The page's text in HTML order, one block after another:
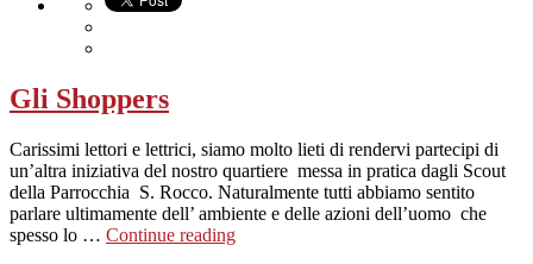
Gli Shoppers
Carissimi lettori e lettrici, siamo molto lieti di rendervi partecipi di
un’altra iniziativa del nostro quartiere messa in pratica dagli Scout
della Parrocchia S. Rocco. Naturalmente tutti abbiamo sentito
parlare ultimamente dell’ ambiente e delle azioni dell’uomo che
spesso lo … Continue reading